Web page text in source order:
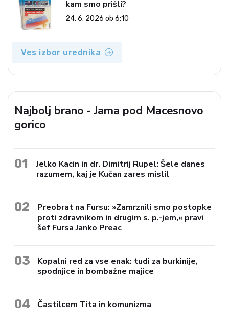
kam smo prišli?
24. 6. 2026 ob 6:10
Ves izbor urednika
Najbolj brano - Jama pod Macesnovo
gorico
01
Jelko Kacin in dr. Dimitrij Rupel: Šele danes
razumem, kaj je Kučan zares mislil
02
Preobrat na Fursu: »Zamrznili smo postopke
proti zdravnikom in drugim s. p.-jem,« pravi
šef Fursa Janko Preac
03
Kopalni red za vse enak: tudi za burkinije,
spodnjice in bombažne majice
04 Častilcem Tita in komunizma